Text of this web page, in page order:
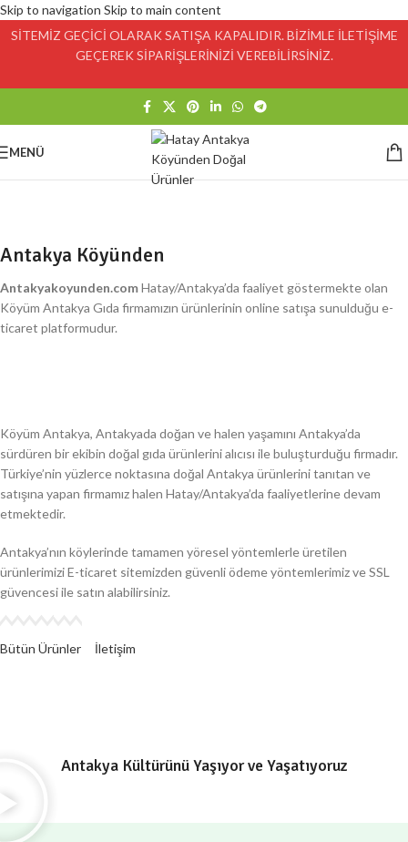
Skip to navigation Skip to main content
SİTEMİZ GEÇİCİ OLARAK SATIŞA KAPALIDIR. BİZİMLE İLETİŞİME
GEÇEREK SİPARİŞLERİNİZİ VEREBİLİRSİNİZ.
MENÜ
Antakya Köyünden
Antakyakoyunden.comHatay/Antakya’da faaliyet göstermekte olan
Köyüm Antakya Gıda firmamızın ürünlerinin online satışa sunulduğu e-
ticaret platformudur.
Köyüm Antakya, Antakyada doğan ve halen yaşamını Antakya’da
sürdüren bir ekibin doğal gıda ürünlerini alıcısı ile buluşturduğu firmadır.
Türkiye’nin yüzlerce noktasına doğal Antakya ürünlerini tanıtan ve
satışına yapan firmamız halen Hatay/Antakya’da faaliyetlerine devam
etmektedir.
Antakya’nın köylerinde tamamen yöresel yöntemlerle üretilen
ürünlerimizi E-ticaret sitemizden güvenli ödeme yöntemlerimiz ve SSL
güvencesi ile satın alabilirsiniz.
Bütün Ürünler İletişim
Antakya Kültürünü Yaşıyor ve Yaşatıyoruz